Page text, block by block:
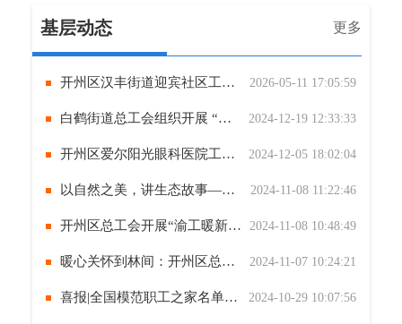
基层动态 更多
开州区汉丰街道迎宾社区工会联合会举办网格员业务应知应会知识竞赛 2026-05-11 17:05:59
白鹤街道总工会组织开展 “清风常伴·廉洁齐家”家庭助廉工会活动 2024-12-19 12:33:33
开州区爱尔阳光眼科医院工会开展 “冬日送暖”职工关怀活动 2024-12-05 18:02:04
以自然之美，讲生态故事——开州区总工会开展“劳模工匠进校园”户外宣讲活动 2024-11-08 11:22:46
开州区总工会开展“渝工暖新·工会体检行”新就业形态劳动者专项移动体检活动 2024-11-08 10:48:49
暖心关怀到林间：开州区总工会为林场一线职工送去温暖 2024-11-07 10:24:21
喜报|全国模范职工之家名单公布，开州区1家单位榜上有名！ 2024-10-29 10:07:56